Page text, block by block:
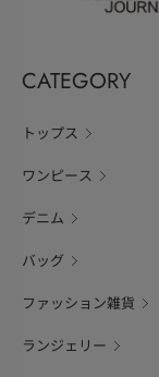
CATEGORY
トップス
ワンピース
デニム
バッグ
ファッション雑貨
ランジェリー